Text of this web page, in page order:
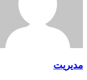
مدیریت